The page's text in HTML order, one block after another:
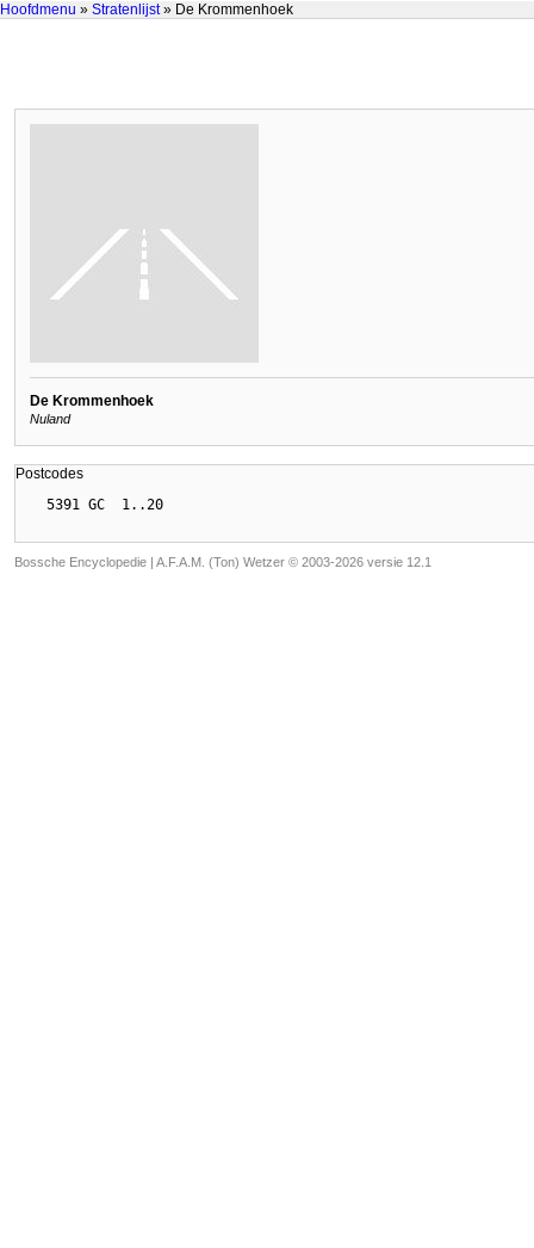
Hoofdmenu » Stratenlijst» De Krommenhoek
De Krommenhoek
Nuland
Postcodes
Bossche Encyclopedie | A.F.A.M. (Ton) Wetzer © 2003-2026 versie 12.1